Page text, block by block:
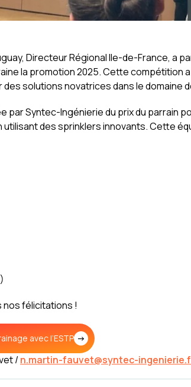
Directeur Régional Ile-de-France, a
la promotion 2025. Cette compétition
solutions novatrices dans le domaine
par Syntec-Ingénierie du prix du parrain
des sprinklers innovants. Cette
félicitations !
avec l’ESTP
/n.martin-fauvet@syntec-